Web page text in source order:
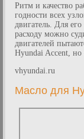
Ритм и качество
годности всех
двигатель. Для
расходу можно
двигателей
Hyundai Accent, но
vhyundai.ru
Масло для